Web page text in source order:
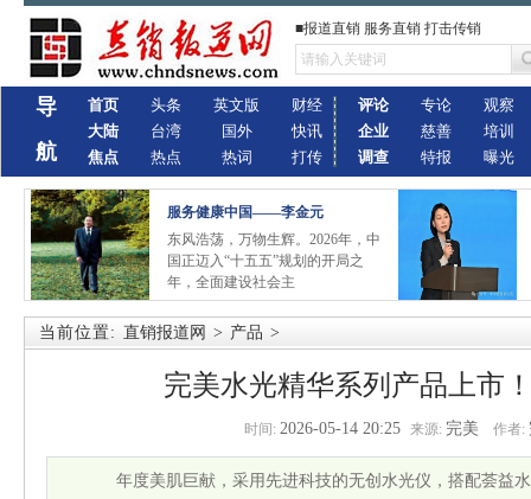
■报道直销 服务直销 打击传销
导
航
首页
大陆
焦点
头条
台湾
热点
英文版
国外
热词
财经
快讯
打传
评论
企业
调查
专论
慈善
特报
观察
培训
曝光
服务健康中国——李金元
东风浩荡，万物生辉。2026年，中
国正迈入“十五五”规划的开局之
年，全面建设社会主
当前位置: 直销报道网 > 产品 >
完美水光精华系列产品上市
时间: 2026-05-14 20:25 来源: 完美 作者:
年度美肌巨献，采用先进科技的无创水光仪，搭配荟益